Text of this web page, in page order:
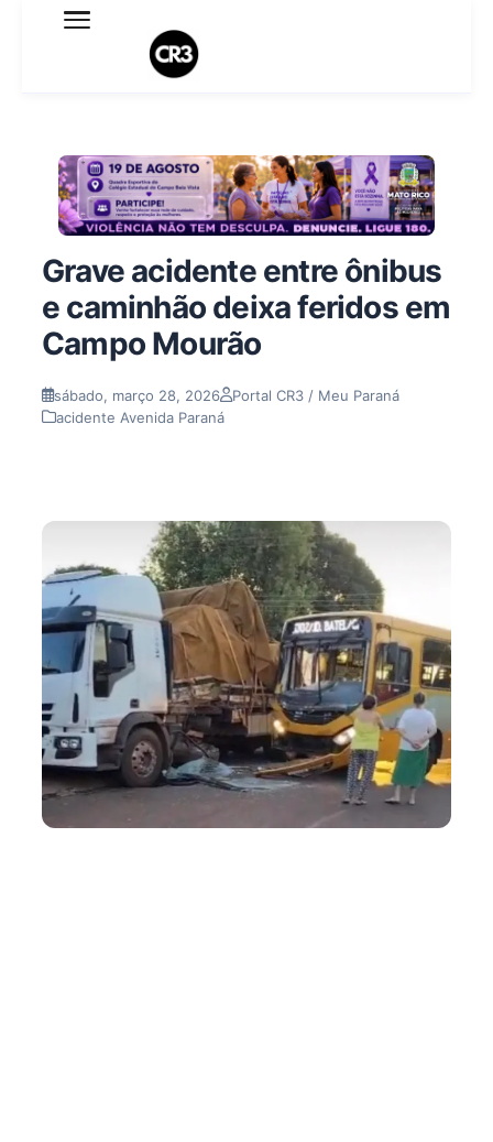
Expediente
Termo de Uso
Sobre o blog
Grave acidente entre ônibus
e caminhão deixa feridos em
Campo Mourão
sábado, março 28, 2026
Portal CR3 / Meu Paraná
acidente Avenida Paraná